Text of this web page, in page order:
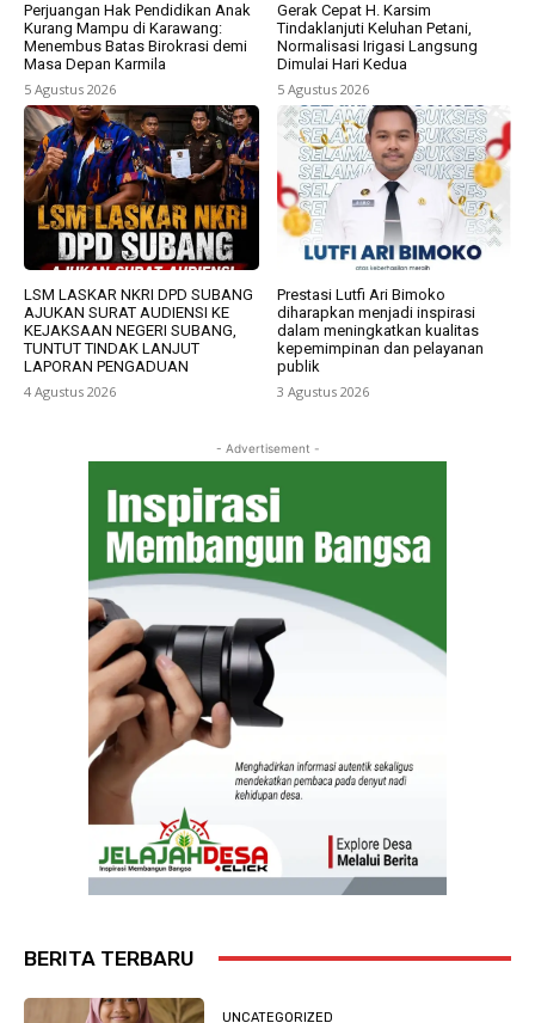
Perjuangan Hak Pendidikan Anak
Kurang Mampu di Karawang:
Menembus Batas Birokrasi demi
Masa Depan Karmila
5 Agustus 2026
Gerak Cepat H. Karsim
Tindaklanjuti Keluhan Petani,
Normalisasi Irigasi Langsung
Dimulai Hari Kedua
5 Agustus 2026
LSM LASKAR NKRI DPD SUBANG
AJUKAN SURAT AUDIENSI KE
KEJAKSAAN NEGERI SUBANG,
TUNTUT TINDAK LANJUT
LAPORAN PENGADUAN
4 Agustus 2026
Prestasi Lutfi Ari Bimoko
diharapkan menjadi inspirasi
dalam meningkatkan kualitas
kepemimpinan dan pelayanan
publik
3 Agustus 2026
- Advertisement -
BERITA TERBARU
UNCATEGORIZED